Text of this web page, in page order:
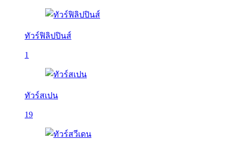
ทัวร์ฟิลิปปินส์
1
ทัวร์สเปน
19